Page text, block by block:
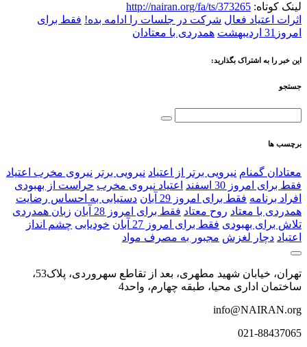
لینک کوتاه: http://nairan.org/fa/ts/373265
اثرات اعتیاد فعال شرکت در جلسات را ادامه بده! فقط برای
امروز31 اردیبهشت
همدردی با معتادان
این خبر را به اشتراک بگذارید:
جستجو
برچسب ها
معتادان گمنام نیرویی برتر از اعتیاد نیرویی برتر نیروی مخرب اعتیاد
فقط برای امروز 30 اسفند
اعتياد نیروی مخرب حراست از بهبودی
افراد برنامه فقط برای امروز 29 آبان
دستیابی به احساس رضایت
همدردی با معتاد روح معتاد فقط برای امروز 28 آبان
زبان همدردی
تلاش برای بهبودی فقط برای امروز 27 آبان خودیابی چشم⁯ انداز
اعتیاد دچار لغزش مجبور به مصرف مواد
تهران، خیابان شهید مطهری، بعد از تقاطع سهروردی، پلاک53،
ساختمان اداری محیا، طبقه چهارم، واحد4
info@NAIRAN.org
021-88437065